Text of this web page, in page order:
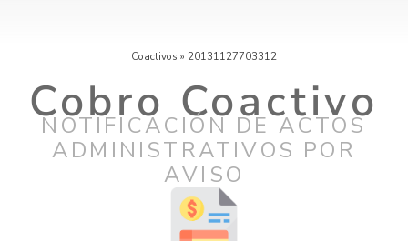
Coactivos » 20131127703312
Cobro Coactivo
NOTIFICACIÓN DE ACTOS
ADMINISTRATIVOS POR
AVISO